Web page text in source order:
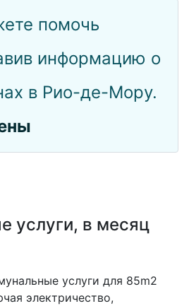
помочь
информацию о
в Рио-де-Мору.
услуги, в месяц
услуги для 85m2
электричество,